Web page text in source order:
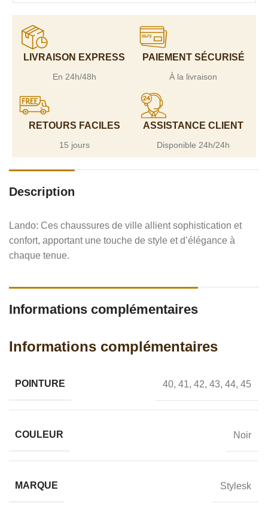
LIVRAISON EXPRESS
En 24h/48h
PAIEMENT SÉCURISÉ
À la livraison
RETOURS FACILES
15 jours
ASSISTANCE CLIENT
Disponible 24h/24h
Description
Lando: Ces chaussures de ville allient sophistication et
confort, apportant une touche de style et d’élégance à
chaque tenue.
Informations complémentaires
Informations complémentaires
POINTURE 40, 41, 42, 43, 44, 45
COULEUR Noir
MARQUE Stylesk